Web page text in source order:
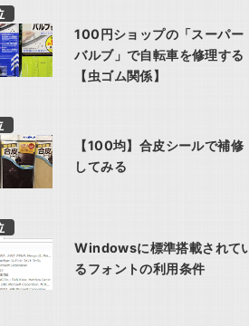
100円ショップの「スーパー
バルブ」で自転車を修理する
【虫ゴム関係】
【100均】合皮シールで補修
してみる
Windowsに標準搭載されて
るフォントの利用条件